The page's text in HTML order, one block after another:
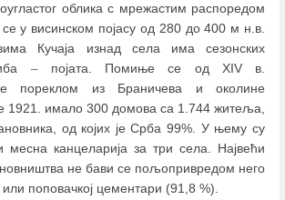
облика с мрежастим распоредом
у висинском појасу од 280 до 400 м н.в.
Кучаја изнад села има сезонских
–појата. Помиње се од XIV в.
пореклом из Браничева и околине
1921. имало 300 домова са 1.744 житеља,
од којих је Срба 99%. У њему су
канцеларија за три села. Највећи
не бави се пољопривредом него
поповачкој цементари (91,8 %).